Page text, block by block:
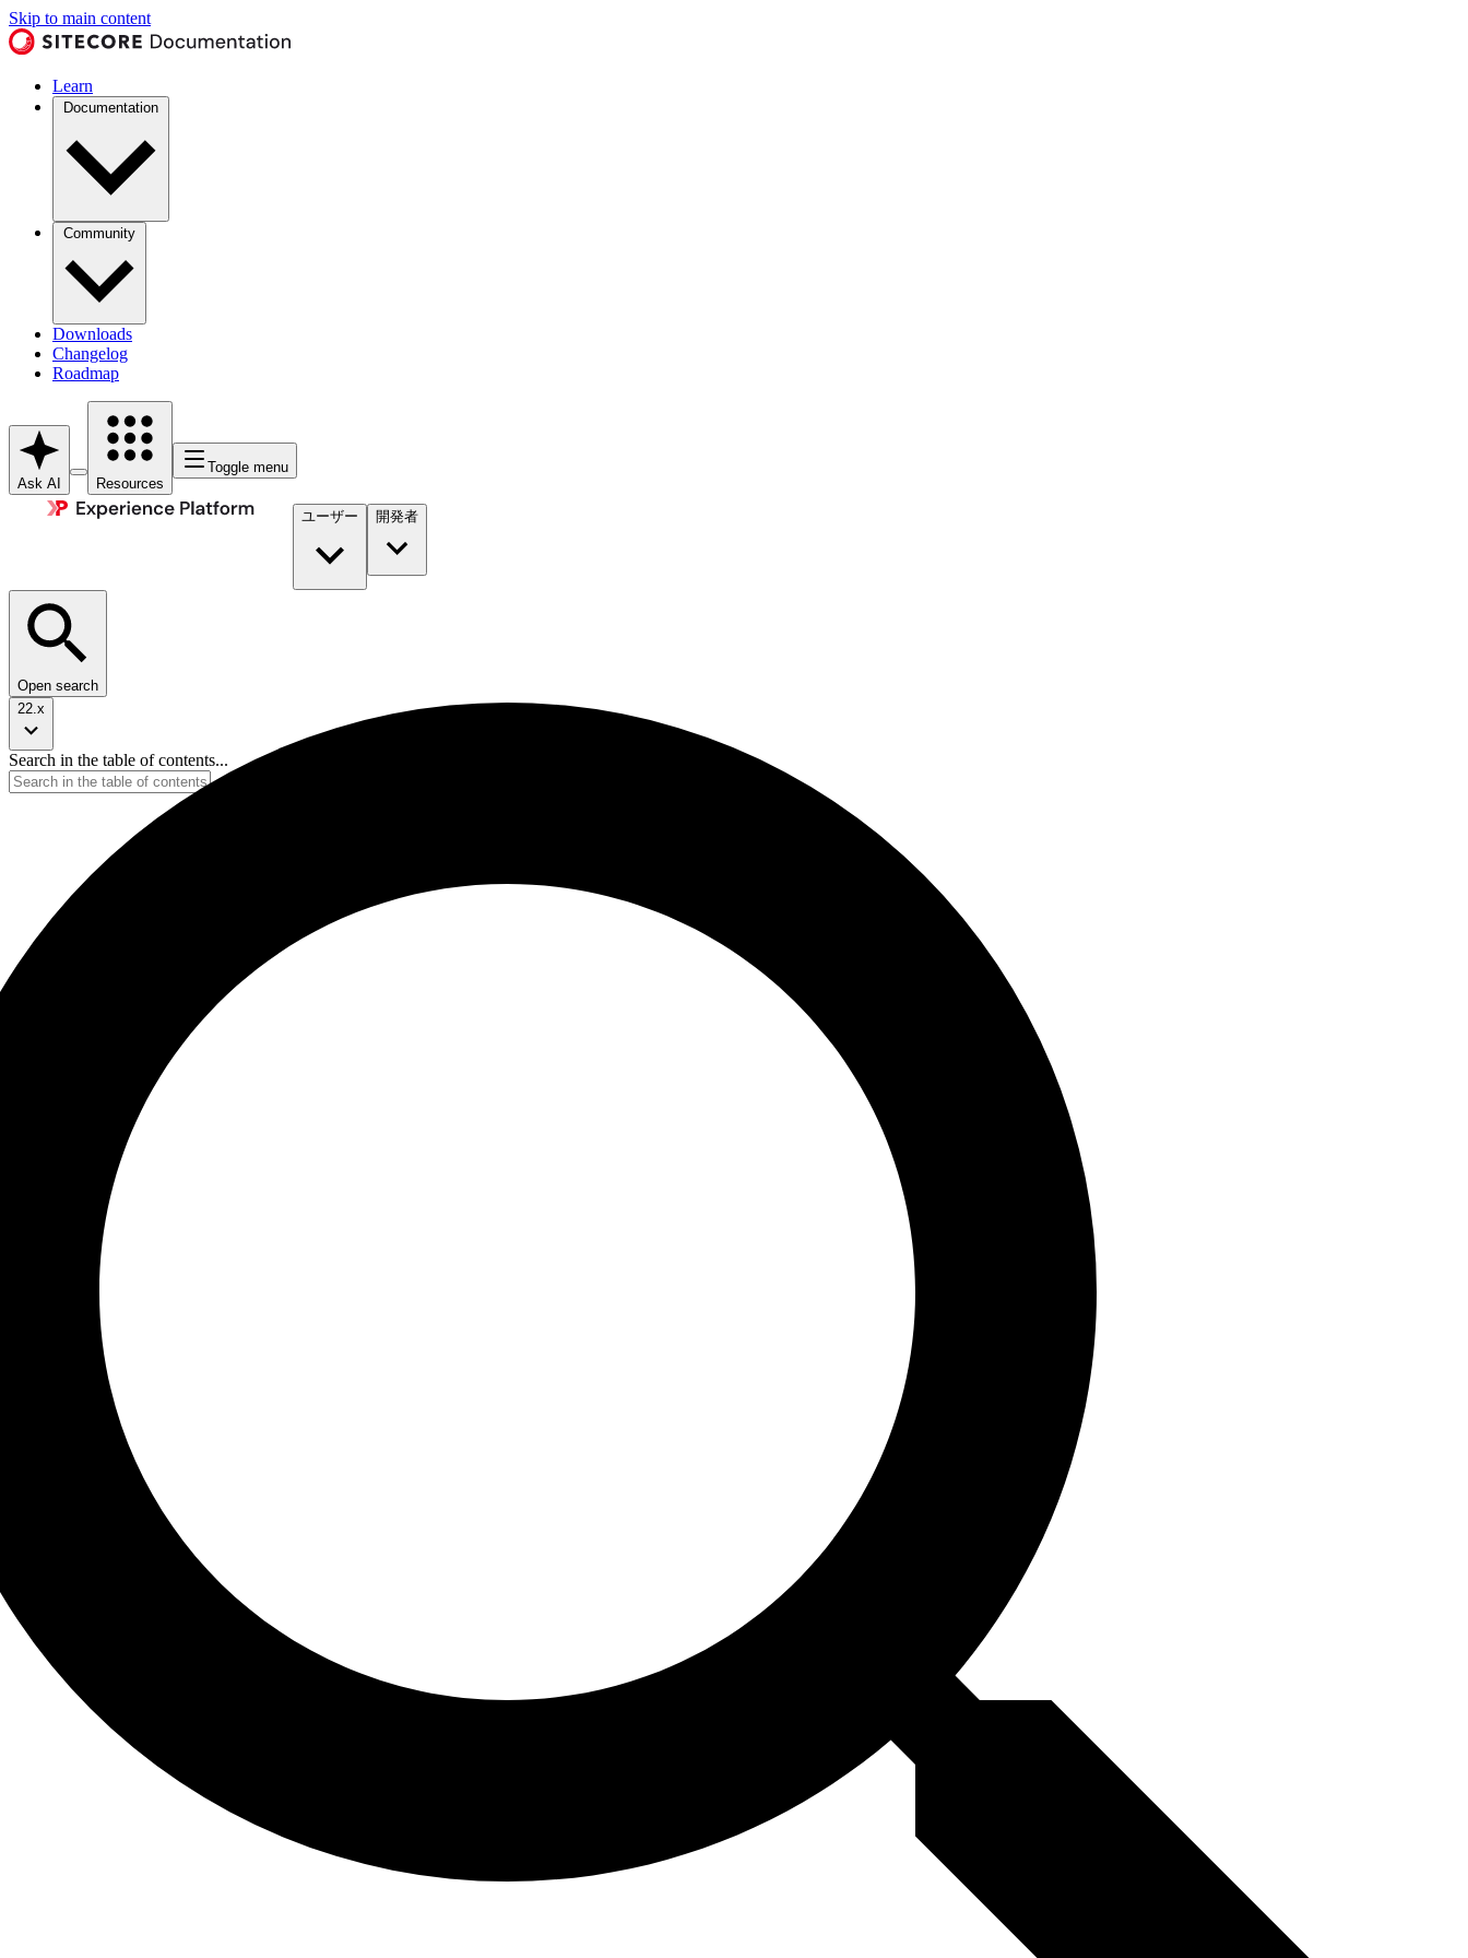
Skip to main content
Learn
Documentation
Community
Downloads
Changelog
Roadmap
Ask AI Resources
Toggle menu
ユーザー 開発者​
Open search
22.x
Search in the table of contents...